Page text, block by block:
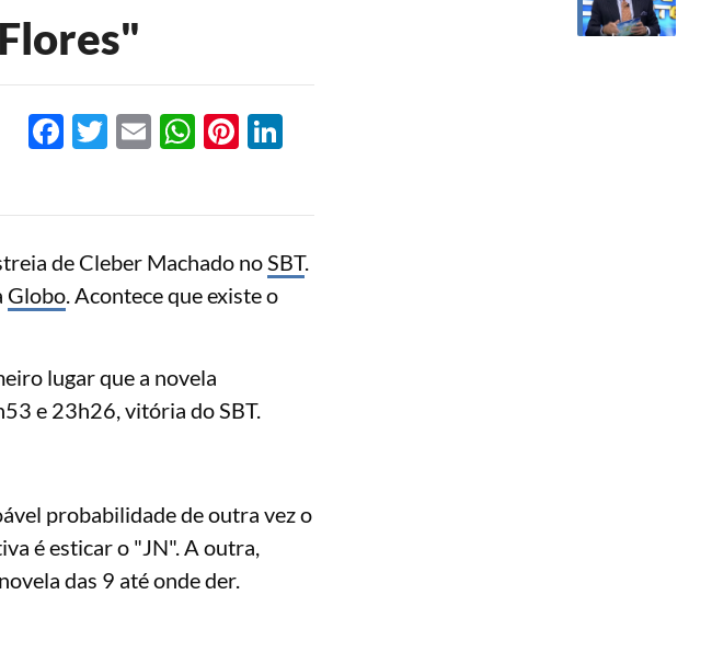
Facebook
Twitter
EmailWhatsApp
Pinterest
LinkedIn
de Cleber Machado no SBT.
Globo. Acontece que existe o
lugar que a novela
e 23h26, vitória do SBT.
probabilidade de outra vez o
é esticar o "JN". A outra,
das 9 até onde der.